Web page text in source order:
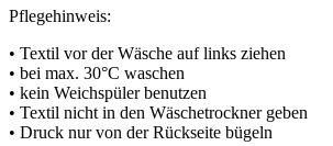
Pflegehinweis:
• Textil vor der Wäsche auf links ziehen
• bei max. 30°C waschen
• kein Weichspüler benutzen
• Textil nicht in den Wäschetrockner geben
• Druck nur von der Rückseite bügeln